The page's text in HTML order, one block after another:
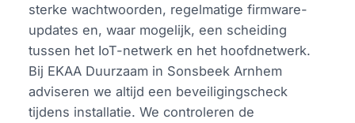
sterke wachtwoorden, regelmatige firmware-
updates en, waar mogelijk, een scheiding
tussen het IoT-netwerk en het hoofdnetwerk.
Bij EKAA Duurzaam in Sonsbeek Arnhem
adviseren we altijd een beveiligingscheck
tijdens installatie. We controleren de